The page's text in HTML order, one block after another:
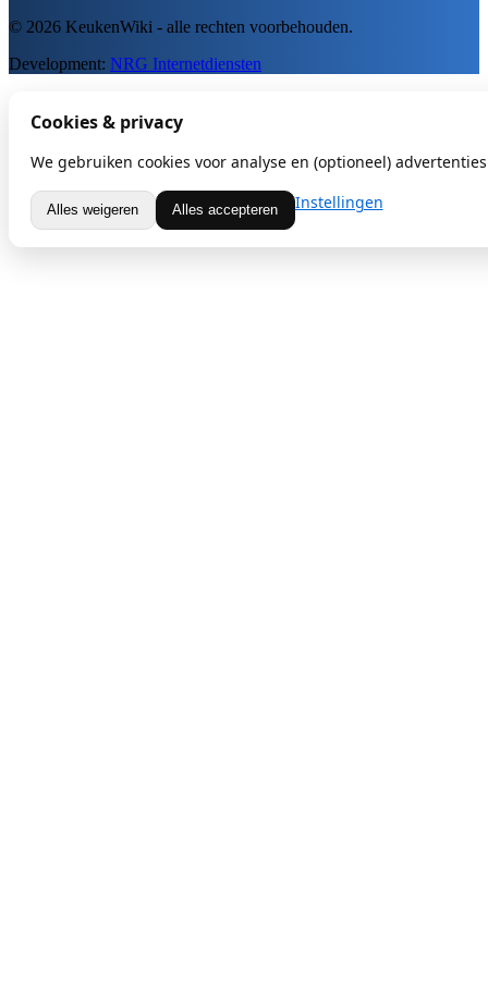
© 2026 KeukenWiki - alle rechten voorbehouden.
Development: NRG Internetdiensten
Cookies & privacy
We gebruiken cookies voor analyse en (optioneel)
Alles weigeren Alles accepteren Instellingen